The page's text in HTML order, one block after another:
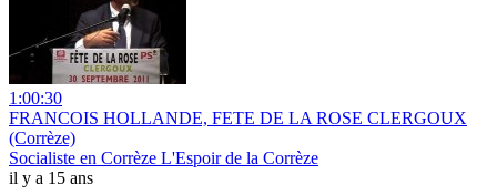
1:00:30
FRANCOIS HOLLANDE, FETE DE LA ROSE CLERGOUX
(Corrèze)
Socialiste en Corrèze L'Espoir de la Corrèze
il y a 15 ans